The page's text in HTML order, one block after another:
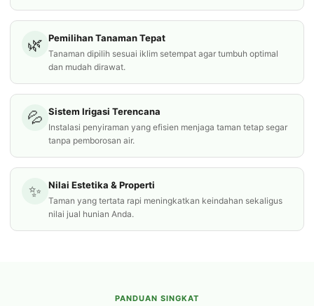
🌿 Pemilihan Tanaman Tepat
Tanaman dipilih sesuai iklim setempat agar tumbuh optimal
dan mudah dirawat.
💦 Sistem Irigasi Terencana
Instalasi penyiraman yang efisien menjaga taman tetap segar
tanpa pemborosan air.
✨ Nilai Estetika & Properti
Taman yang tertata rapi meningkatkan keindahan sekaligus
nilai jual hunian Anda.
PANDUAN SINGKAT